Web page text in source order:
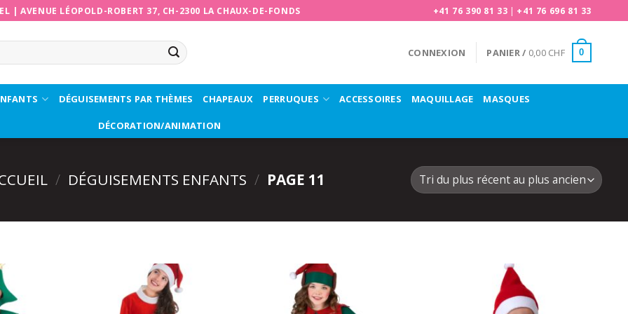
|AVENUE LÉOPOLD-ROBERT 37, CH-2300 LA CHAUX-DE-FONDS +41 76 390 81 33 | +41 76 696 81 33
CONNEXION PANIER / 0,00 CHF 0
DÉGUISEMENTS PAR THÈMES CHAPEAUX PERRUQUES ACCESSOIRES MAQUILLAGE MASQUES
DÉCORATION/ANIMATION
/ DÉGUISEMENTS ENFANTS / PAGE 11